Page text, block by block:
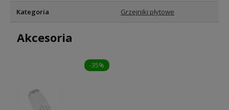
Kategoria Grzejniki płytowe
Akcesoria
-35%